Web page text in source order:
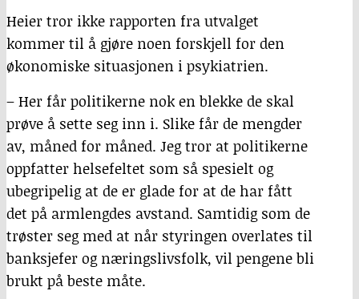
Heier tror ikke rapporten fra utvalget
kommer til å gjøre noen forskjell for den
økonomiske situasjonen i psykiatrien.
– Her får politikerne nok en blekke de skal
prøve å sette seg inn i. Slike får de mengder
av, måned for måned. Jeg tror at politikerne
oppfatter helsefeltet som så spesielt og
ubegripelig at de er glade for at de har fått
det på armlengdes avstand. Samtidig som de
trøster seg med at når styringen overlates til
banksjefer og næringslivsfolk, vil pengene bli
brukt på beste måte.